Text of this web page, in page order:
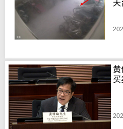
天
黄
买